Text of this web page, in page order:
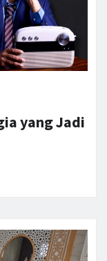
yang Jadi